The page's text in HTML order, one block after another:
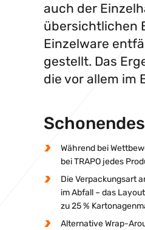
auch der
übersichtlichen
Einzelware
gestellt. Das
die vor allem im
Während bei
bei TRAPO jedes
Die Verpackungsart
im Abfall – das
zu 25 %
Alternative Wrap-